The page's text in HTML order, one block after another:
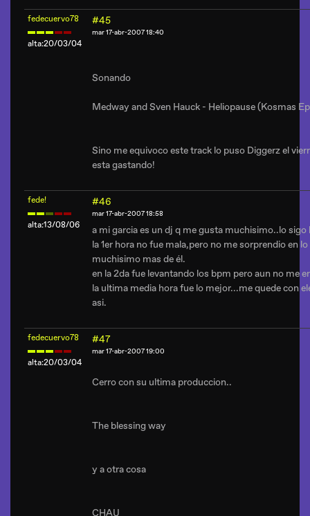
fedecuervo78
alta:20/03/04
#45
mar 17-abr-2007 18:40
Sonando
Medway and Sven Hauck - Heliopause (Kosmas
Sino me equivoco este track lo puso Diggerz el
esta gastando!
fede!
alta:13/08/06
#46
mar 17-abr-2007 18:58
a mi garcia es un dj q me gusta muchisimo..lo
la 1er hora no fue mala,pero no me sorprendio en
muchisimo mas de él.
en la 2da fue levantando los bpm pero aun no me
la ultima media hora fue lo mejor...me quede con
asi.
fedecuervo78
alta:20/03/04
#47
mar 17-abr-2007 19:00
Cerro con su ultima produccion..
The blessing way
y a otra cosa
CHAU